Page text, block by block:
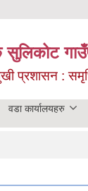
सुलिकोट
प्रशासन :
वडा कार्यालयहरु